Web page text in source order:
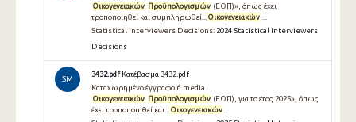
Οικογενειακών Προϋπολογισμών (ΕΟΠ)», όπως έχει
τροποποιηθεί και συμπληρωθεί...
Οικογενειακών
Statistical Interviewers Decisions: 2024 Statistical Interviewers
Decisions
SM
3432.pdf Κατέβασμα 3432.pdf
Καταχωρημένο έγγραφο ή media
Οικογενειακών Προϋπολογισμών (ΕΟΠ), για το έτος 2025», όπως
έχει τροποποιηθεί και... Οικογενειακών...